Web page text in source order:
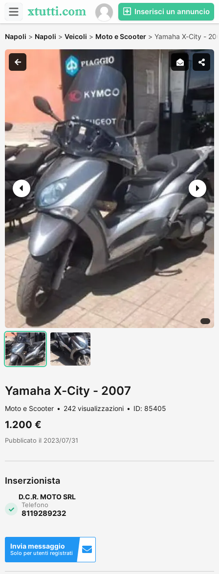
Inserisci un annuncio
Napoli > Napoli > Veicoli > Moto e Scooter > Yamaha X-City -
Yamaha X-City - 2007
Moto e Scooter 242 visualizzazioni ID: 85405
1.200 €
Pubblicato il 2023/07/31
Inserzionista
D.C.R. MOTO SRL
Telefono
8119289232
Invia messaggio
Solo per utenti registrati